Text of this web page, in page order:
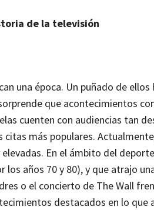
de la televisión
una época. Un puñado de
que acontecimientos
cuenten con audiencias tan
más populares.
En el ámbito del
los años 70 y 80), y que atrajo
o el concierto de The Wall
destacados en lo que